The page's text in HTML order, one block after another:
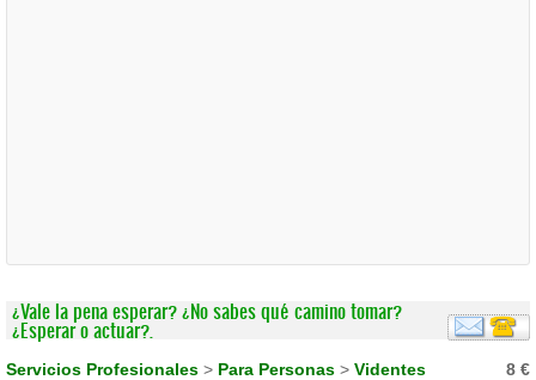
¿Vale la pena esperar? ¿No sabes qué camino tomar?
¿Esperar o actuar?.
8 €
Servicios Profesionales > Para Personas > Videntes